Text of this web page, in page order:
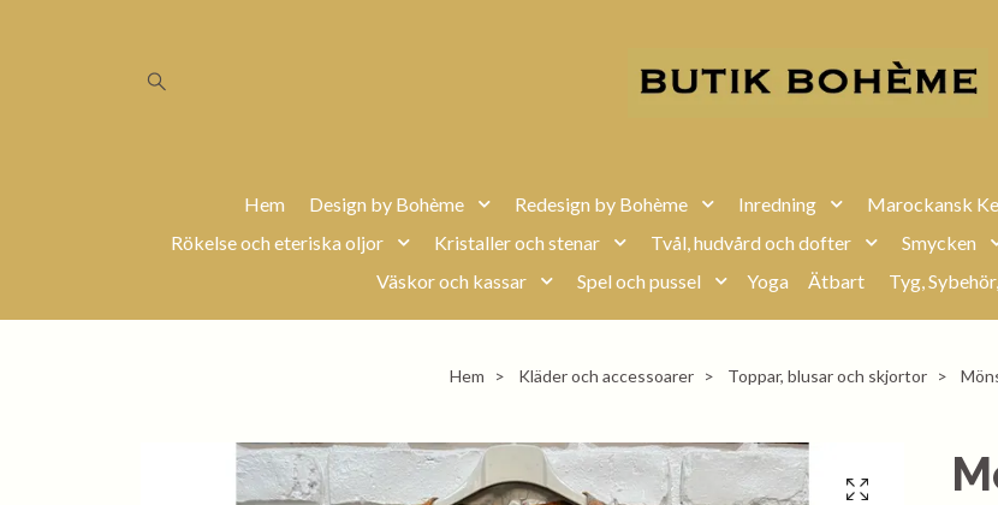
Hem Design by Bohème Redesign by Bohème Inredning Marockansk
Rökelse och eteriska oljor
Kristaller och stenar Tvål, hudvård och dofter Smycken
Väskor och kassar
Spel och pussel Yoga Ätbart Tyg,
Hem Kläder och accessoarer Toppar, blusar och skjortor